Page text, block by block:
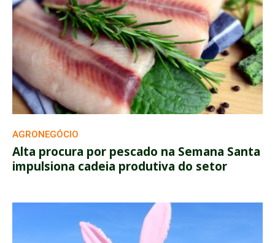
AGRONEGÓCIO
Alta procura por pescado na Semana Santa
impulsiona cadeia produtiva do setor